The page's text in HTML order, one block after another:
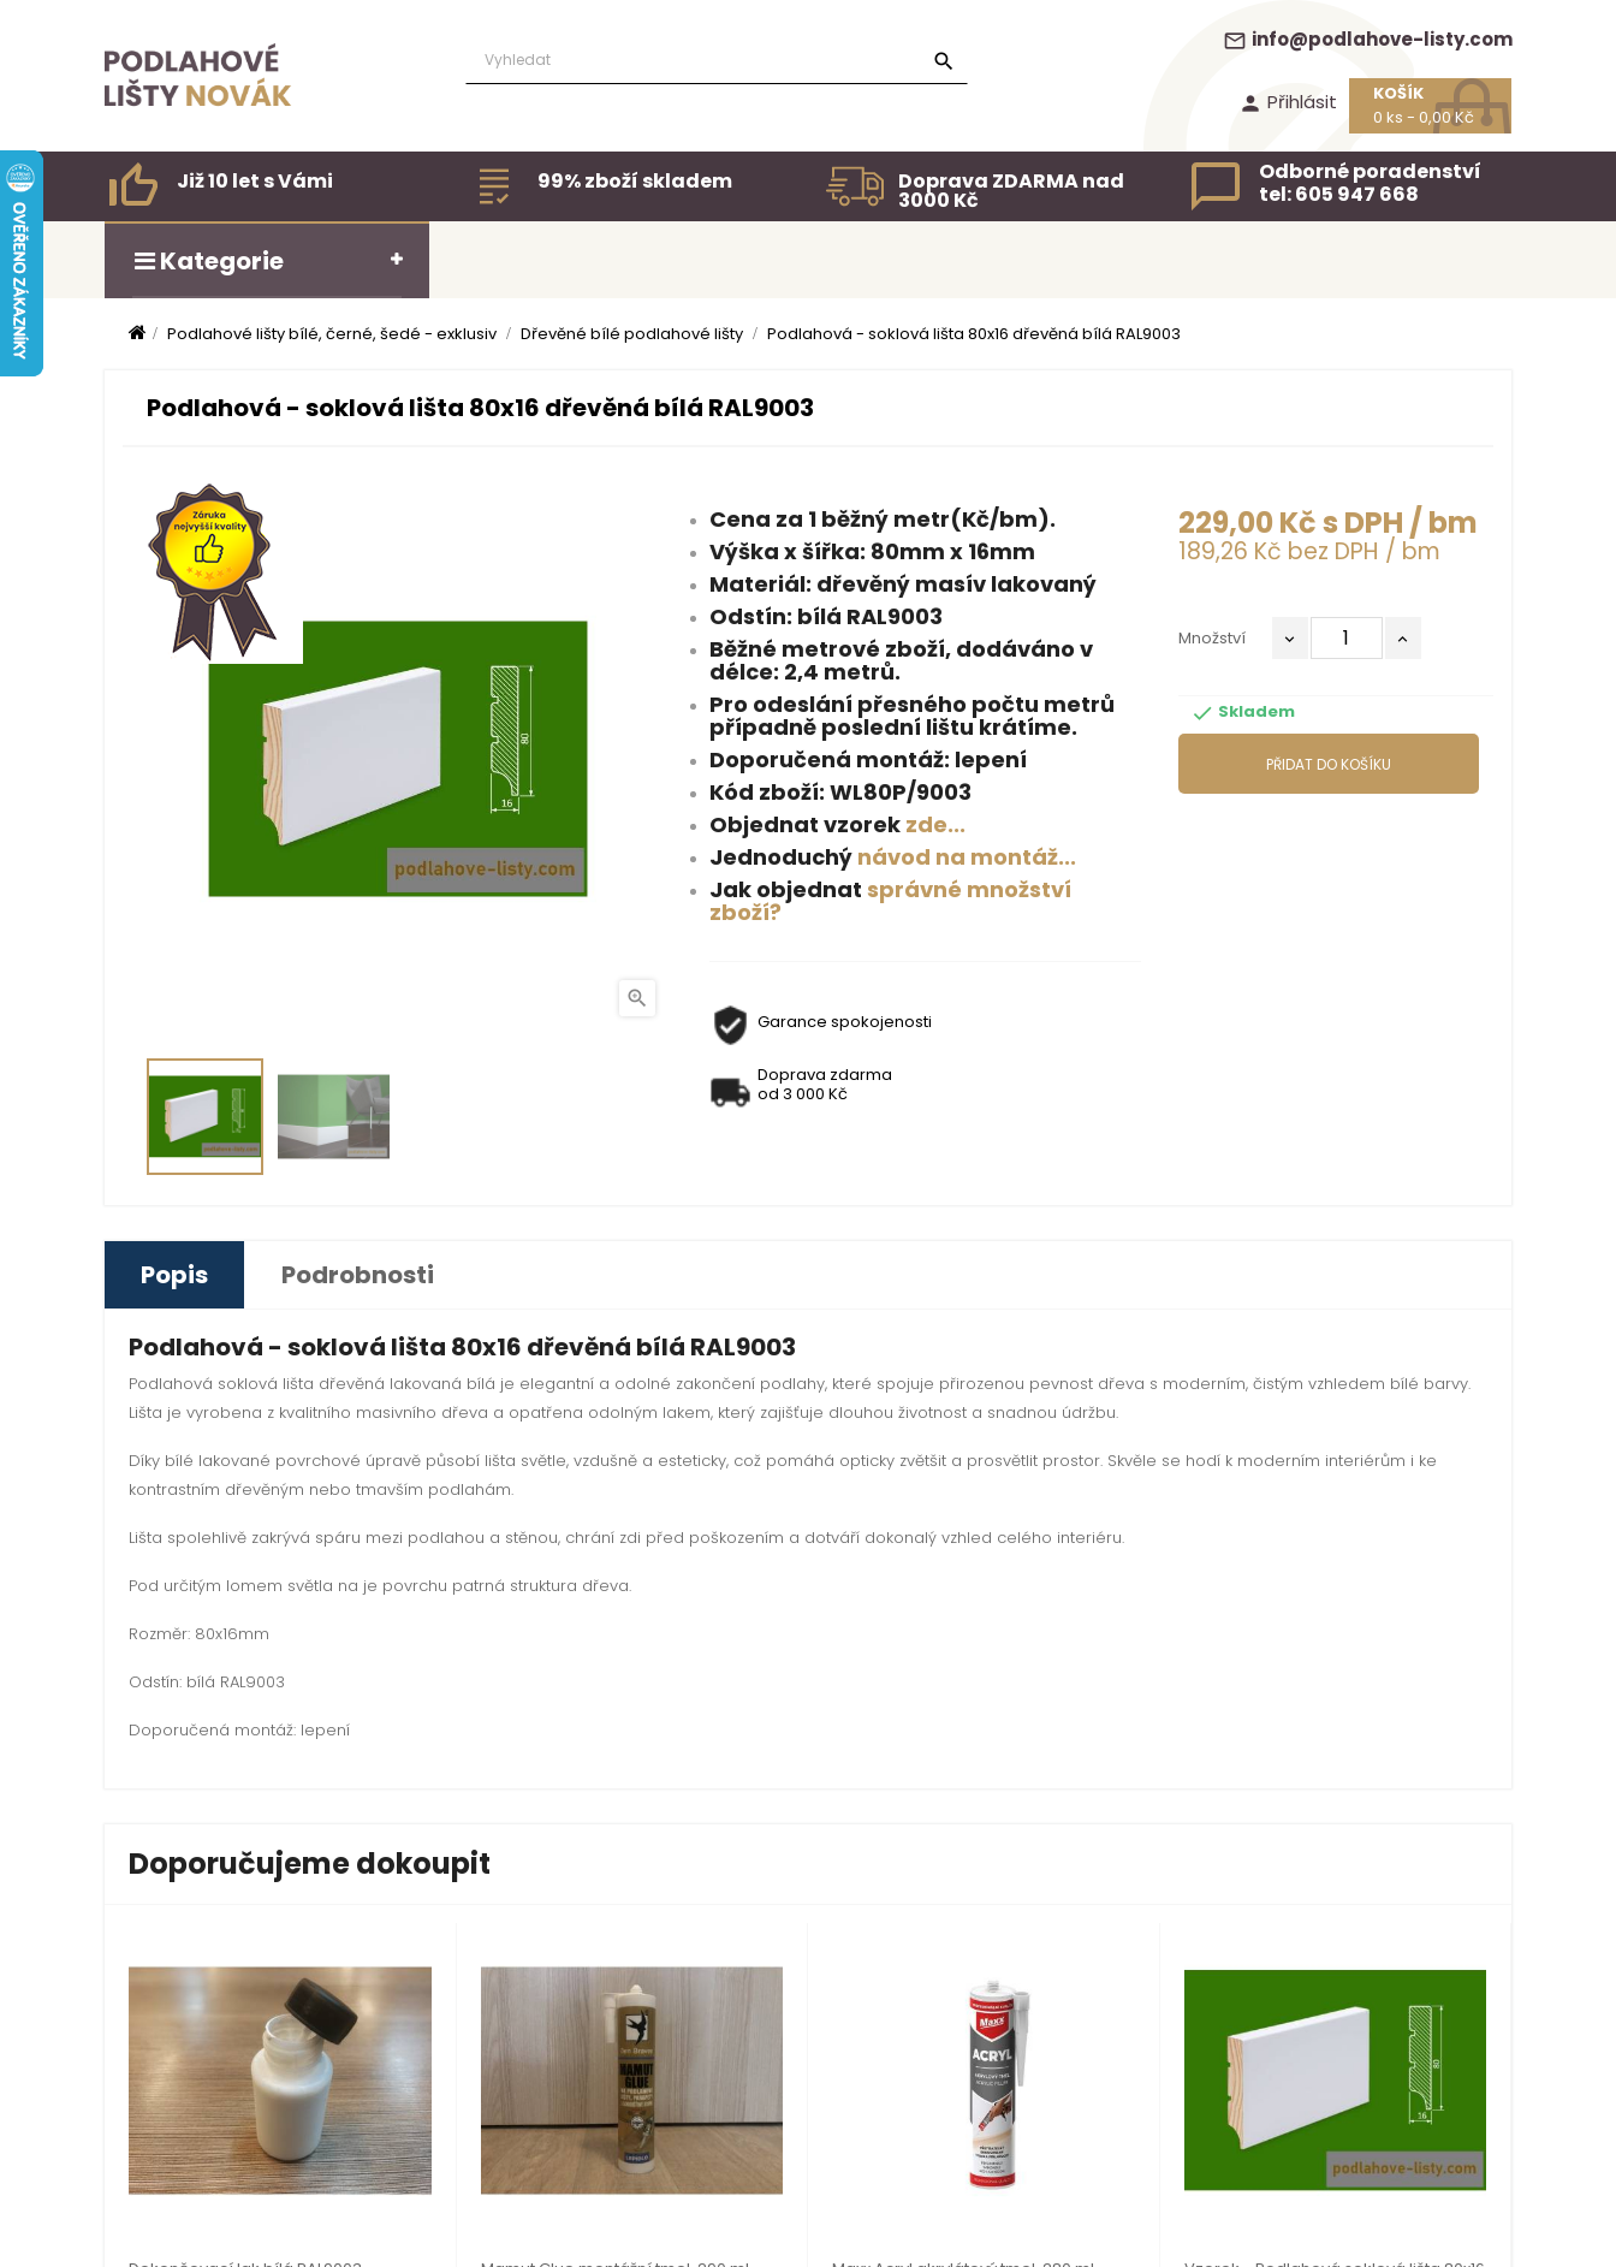
KOŠÍK
0 ks - 0,00 Kč
person Přihlásit
mail_outline info@podlahove-listy.com

Již 10 let s Vámi 99% zboží skladem Doprava ZDARMA nad
3000 Kč
Odborné poradenství
tel: 605 947 668
Kategorie
Podlahové lišty bílé, černé, šedé - exklusiv Dřevěné bílé podlahové lišty Podlahová - soklová lišta 80x16 dřevěná bílá RAL9003
Podlahová - soklová lišta 80x16 dřevěná bílá RAL9003

229,00 Kč s DPH / bm
189,26 Kč bez DPH / bm
Množství
PŘIDAT DO KOŠÍKU
 Skladem
Cena za 1 běžný metr(Kč/bm).
Výška x šířka: 80mm x 16mm
Materiál: dřevěný masív lakovaný
Odstín: bílá RAL9003
Běžné metrové zboží, dodáváno v
délce: 2,4 metrů.
Pro odeslání přesného počtu metrů
případně poslední lištu krátíme.
Doporučená montáž: lepení
Kód zboží: WL80P/9003
Objednat vzorek zde...
Jednoduchý návod na montáž...
Jak objednat správné množství
zboží?
Garance spokojenosti
Doprava zdarma
od 3 000 Kč
Popis Podrobnosti
Podlahová - soklová lišta 80x16 dřevěná bílá RAL9003
Podlahová soklová lišta dřevěná lakovaná bílá je elegantní a odolné zakončení podlahy, které spojuje přirozenou pevnost dřeva s moderním, čistým vzhledem bílé barvy.
Lišta je vyrobena z kvalitního masivního dřeva a opatřena odolným lakem, který zajišťuje dlouhou životnost a snadnou údržbu.
Díky bílé lakované povrchové úpravě působí lišta světle, vzdušně a esteticky, což pomáhá opticky zvětšit a prosvětlit prostor. Skvěle se hodí k moderním interiérům i ke
kontrastním dřevěným nebo tmavším podlahám.
Lišta spolehlivě zakrývá spáru mezi podlahou a stěnou, chrání zdi před poškozením a dotváří dokonalý vzhled celého interiéru.
Pod určitým lomem světla na je povrchu patrná struktura dřeva.
Rozměr: 80x16mm
Odstín: bílá RAL9003
Doporučená montáž: lepení
Doporučujeme dokoupit